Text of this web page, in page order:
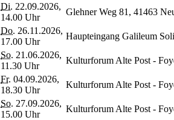
Di. 22.09.2026,
14.00 Uhr
Glehner Weg 81, 41463
Do. 26.11.2026,
17.00 Uhr
Haupteingang Galileum
So. 21.06.2026,
11.30 Uhr
Kulturforum Alte Post -
Fr. 04.09.2026,
18.30 Uhr
Kulturforum Alte Post -
So. 27.09.2026,
15.00 Uhr
Kulturforum Alte Post -